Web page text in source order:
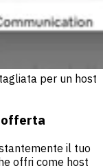
per un host
offerta
il tuo
offri come host